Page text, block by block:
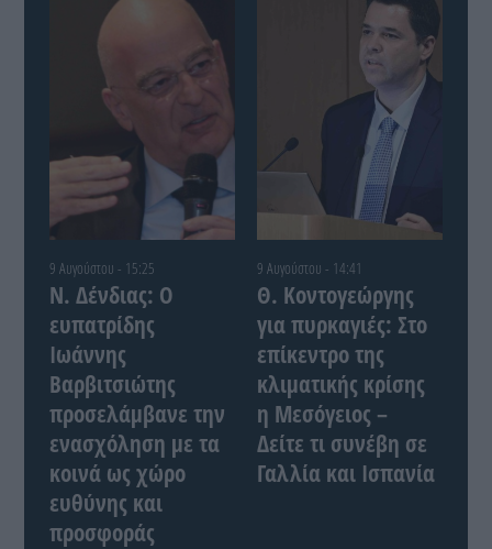
9 Αυγούστου - 15:25
Ν. Δένδιας: Ο
ευπατρίδης
Ιωάννης
Βαρβιτσιώτης
προσελάμβανε την
ενασχόληση με τα
κοινά ως χώρο
ευθύνης και
προσφοράς
9 Αυγούστου - 14:41
Θ. Κοντογεώργης
για πυρκαγιές: Στο
επίκεντρο της
κλιματικής κρίσης
η Μεσόγειος –
Δείτε τι συνέβη σε
Γαλλία και Ισπανία